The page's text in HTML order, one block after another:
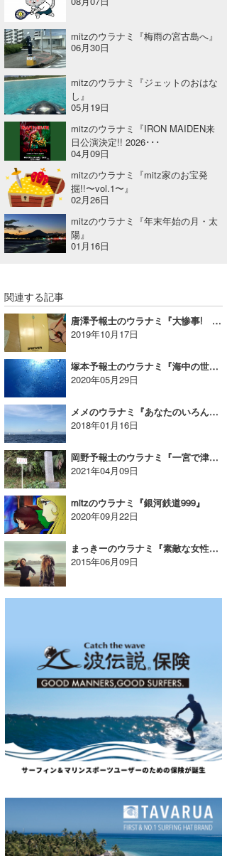
mitzのウラナミ『梅雨の宮古島へ』
06月30日
mitzのウラナミ『ジェットのおはな
し』
05月19日
mitzのウラナミ『IRON MAIDEN来
日公演決定!! 2026･･･
04月09日
mitzのウラナミ『mitz家のお宝発
掘!!〜vol.1〜』
02月26日
mitzのウラナミ『年末年始の月・太
陽』
01月16日
関連する記事
唐澤予報士のウラナミ『大惨事! マジで気を付けよう！』
2019年10月17日
塚本予報士のウラナミ『海中の世界へ…！』
2020年05月29日
メメのウラナミ『あなたのいろんな顔を見るのが好きなの』
2018年01月16日
岡野予報士のウラナミ『一宮で津波がおきたら』
2021年04月09日
mitzのウラナミ『銀河鉄道999』
2020年09月22日
まっきーのウラナミ『素敵な女性サーファー』
2015年06月09日